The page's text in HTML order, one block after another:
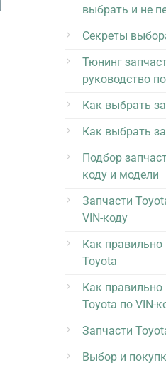
выбрать и не
Секреты
Тюнинг
руководство
Как выбрать
Как выбрать
Подбор
коду и модели
Запчасти
VIN-коду
Как правильно
Toyota
Как правильно
Toyota по VIN-
Запчасти
Выбор и